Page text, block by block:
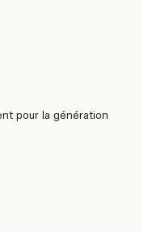
pour la génération